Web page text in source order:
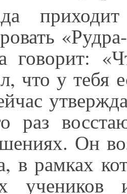
говорит:
что у тебя
раз
Он
в рамках